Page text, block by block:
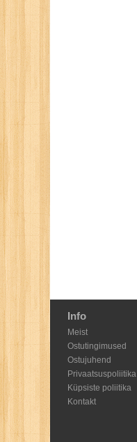
Info
Meist
Ostutingimused
Ostujuhend
Privaatsuspoliitika
Küpsiste poliitika
Kontakt